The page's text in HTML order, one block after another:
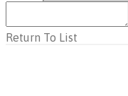
Return To List